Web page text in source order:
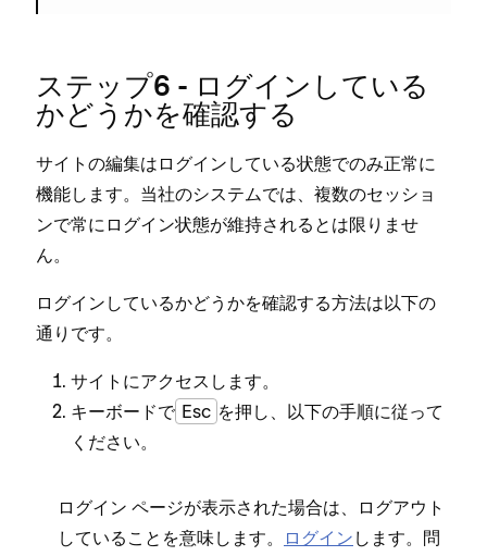
ステ⁠ップ6 - ログインしている
かどうかを確認する
サイトの編集はログインしている状態でのみ正常に
機能します⁠。当社のシステムでは⁠、複数のセ⁠ッシ⁠ョ
ンで常にログイン状態が維持されるとは限りませ
ん⁠。
ログインしているかどうかを確認する方法は以下の
通りです⁠。
サイトにアクセスします⁠。
キ⁠ーボ⁠ードで Esc を押し⁠、以下の手順に従⁠って
ください⁠。
ログイン ペ⁠ージが表示された場合は⁠、ログアウト
していることを意味します⁠。
ログイン します⁠。問